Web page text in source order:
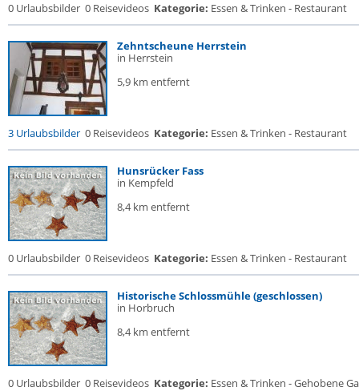
0 Urlaubsbilder 0 Reisevideos Kategorie: Essen & Trinken - Restaurant
Zehntscheune Herrstein
in Herrstein
5,9 km entfernt
3 Urlaubsbilder 0 Reisevideos Kategorie: Essen & Trinken - Restaurant
Hunsrücker Fass
in Kempfeld
8,4 km entfernt
0 Urlaubsbilder 0 Reisevideos Kategorie: Essen & Trinken - Restaurant
Historische Schlossmühle (geschlossen)
in Horbruch
8,4 km entfernt
0 Urlaubsbilder 0 Reisevideos Kategorie: Essen & Trinken - Gehobene